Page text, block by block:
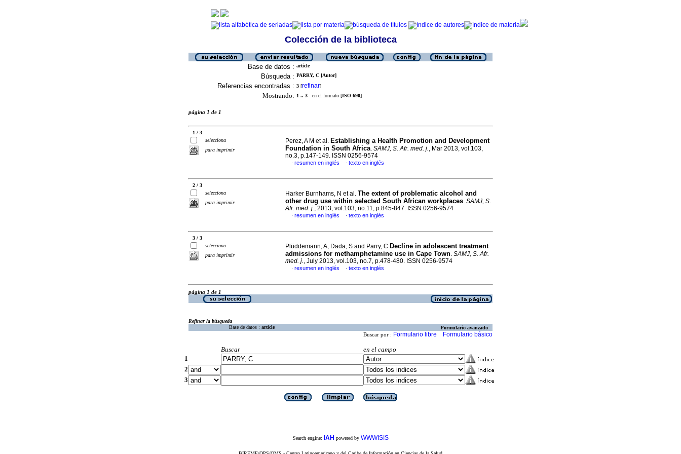
Colección de la biblioteca
Base de datos : article
Búsqueda : PARRY, C [Autor]
Referencias encontradas : 3 [refinar]
Mostrando: 1 .. 3 en el formato [ISO 690]
página 1 de 1
1 / 3
selecciona
para imprimir
Perez, A M et al. Establishing a Health Promotion and Development
Foundation in South Africa. SAMJ, S. Afr. med. j., Mar 2013, vol.103,
no.3, p.147-149. ISSN 0256-9574
· resumen en inglés · texto en inglés
2 / 3
selecciona
para imprimir
Harker Burnhams, N et al. The extent of problematic alcohol and
other drug use within selected South African workplaces. SAMJ, S.
Afr. med. j., 2013, vol.103, no.11, p.845-847. ISSN 0256-9574
· resumen en inglés · texto en inglés
3 / 3
selecciona
para imprimir
Plüddemann, A, Dada, S and Parry, C Decline in adolescent treatment
admissions for methamphetamine use in Cape Town. SAMJ, S. Afr.
med. j., July 2013, vol.103, no.7, p.478-480. ISSN 0256-9574
· resumen en inglés · texto en inglés
página 1 de 1
Refinar la búsqueda
Base de datos : article Formulario avanzado
Buscar por : Formulario libre Formulario básico
Buscar
en el campo
1
2
3
Search engine: iAH powered by WWWISIS